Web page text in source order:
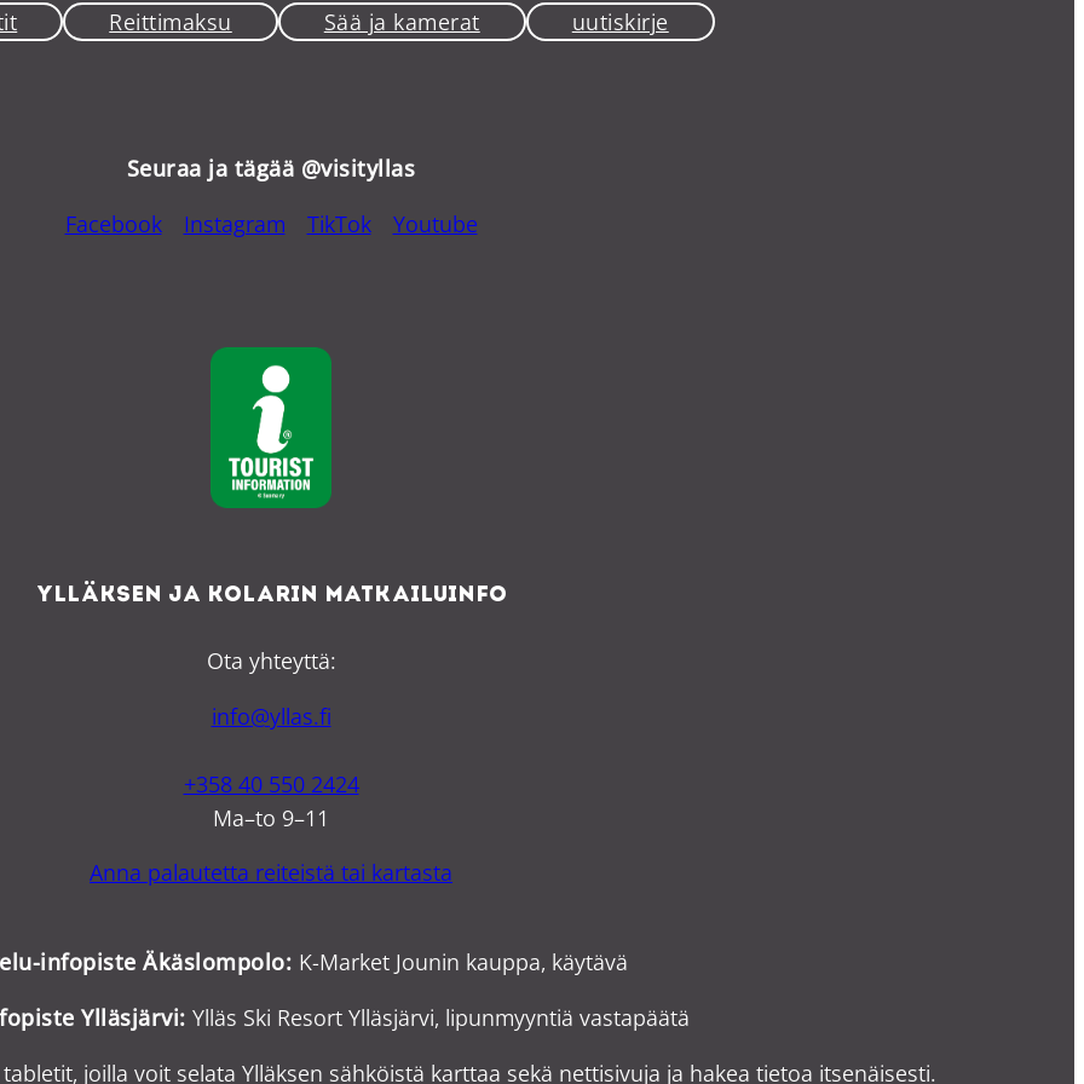
Reittimaksu Sää ja kamerat uutiskirje
Seuraa ja tägää @visityllas
Facebook
Instagram TikTok Youtube
Ylläksen ja Kolarin matkailuinfo
Ota yhteyttä:
info@yllas.fi
+358 40 550 2424
Ma–to 9–11
Anna palautetta reiteistä tai kartasta
infopiste Äkäslompolo: K-Market Jounin kauppa, käytävä
Ylläsjärvi: Ylläs Ski Resort Ylläsjärvi, lipunmyyntiä vastapäätä
joilla voit selata Ylläksen sähköistä karttaa sekä nettisivuja ja hakea tietoa itsenäisesti.